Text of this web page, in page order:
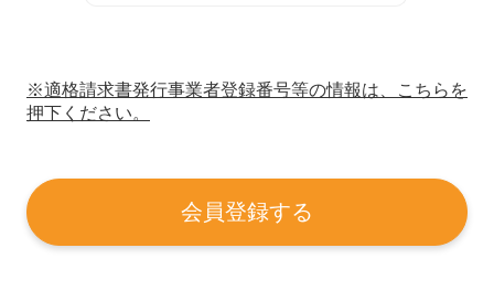
※適格請求書発行事業者登録番号等の情報は、こちらを
押下ください。
会員登録する